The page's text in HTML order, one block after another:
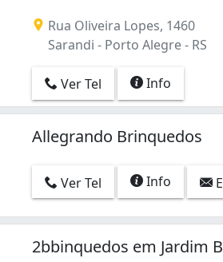
Rua Oliveira Lopes, 1460
Sarandi - Porto Alegre - RS
Ver Tel Info
Allegrando Brinquedos
Ver Tel Info
2bbinquedos em Jardim